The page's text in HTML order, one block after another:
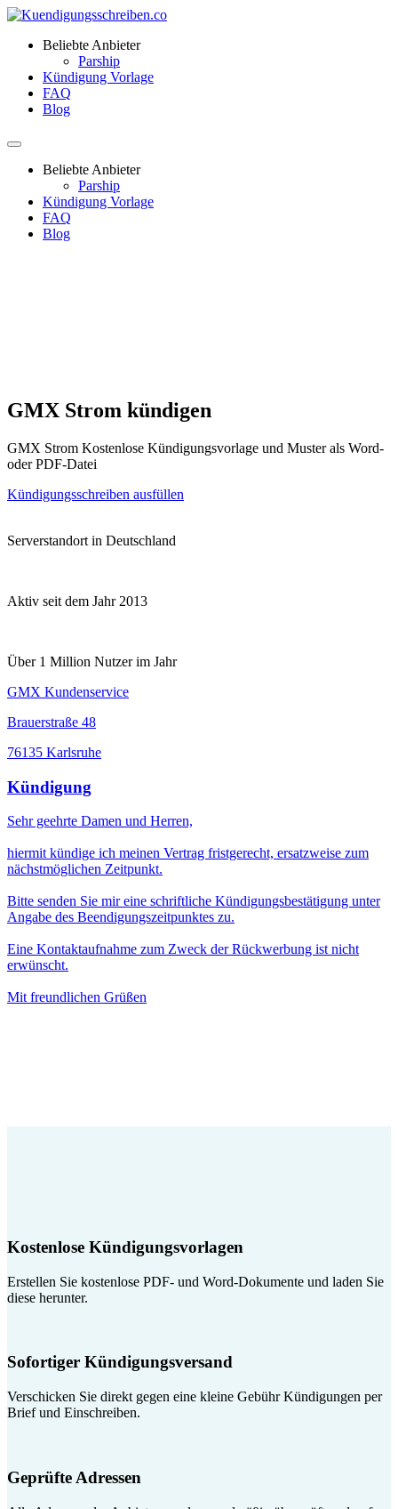
Beliebte Anbieter
Parship
Kündigung Vorlage
FAQ
Blog
Beliebte Anbieter
Parship
Kündigung Vorlage
FAQ
Blog
GMX Strom kündigen
GMX Strom Kostenlose Kündigungsvorlage und Muster als Word-
oder PDF-Datei
Kündigungsschreiben ausfüllen
Serverstandort in Deutschland
Aktiv seit dem Jahr 2013
Über 1 Million Nutzer im Jahr
GMX Kundenservice
Brauerstraße 48
76135 Karlsruhe
Kündigung
Sehr geehrte Damen und Herren,
hiermit kündige ich meinen Vertrag fristgerecht, ersatzweise zum
nächstmöglichen Zeitpunkt.
Bitte senden Sie mir eine schriftliche Kündigungsbestätigung unter
Angabe des Beendigungszeitpunktes zu.
Eine Kontaktaufnahme zum Zweck der Rückwerbung ist nicht
erwünscht.
Mit freundlichen Grüßen
Kostenlose Kündigungsvorlagen
Erstellen Sie kostenlose PDF- und Word-Dokumente und laden Sie
diese herunter.
Sofortiger Kündigungsversand
Verschicken Sie direkt gegen eine kleine Gebühr Kündigungen per
Brief und Einschreiben.
Geprüfte Adressen